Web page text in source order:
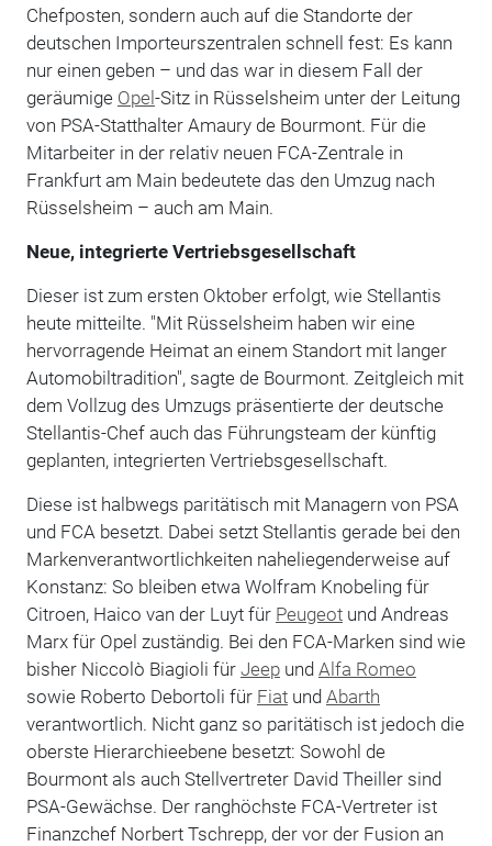
Chefposten, sondern auch auf die Standorte der
deutschen Importeurszentralen schnell fest: Es kann
nur einen geben – und das war in diesem Fall der
geräumige Opel-Sitz in Rüsselsheim unter der Leitung
von PSA-Statthalter Amaury de Bourmont. Für die
Mitarbeiter in der relativ neuen FCA-Zentrale in
Frankfurt am Main bedeutete das den Umzug nach
Rüsselsheim – auch am Main.
Neue, integrierte Vertriebsgesellschaft
Dieser ist zum ersten Oktober erfolgt, wie Stellantis
heute mitteilte. "Mit Rüsselsheim haben wir eine
hervorragende Heimat an einem Standort mit langer
Automobiltradition", sagte de Bourmont. Zeitgleich mit
dem Vollzug des Umzugs präsentierte der deutsche
Stellantis-Chef auch das Führungsteam der künftig
geplanten, integrierten Vertriebsgesellschaft.
Diese ist halbwegs paritätisch mit Managern von PSA
und FCA besetzt. Dabei setzt Stellantis gerade bei den
Markenverantwortlichkeiten naheliegenderweise auf
Konstanz: So bleiben etwa Wolfram Knobeling für
Citroen, Haico van der Luyt für Peugeotund Andreas
Marx für Opel zuständig. Bei den FCA-Marken sind wie
bisher Niccolò Biagioli für Jeepund Alfa Romeo
sowie Roberto Debortoli für Fiatund Abarth
verantwortlich. Nicht ganz so paritätisch ist jedoch die
oberste Hierarchieebene besetzt: Sowohl de
Bourmont als auch Stellvertreter David Theiller sind
PSA-Gewächse. Der ranghöchste FCA-Vertreter ist
Finanzchef Norbert Tschrepp, der vor der Fusion an